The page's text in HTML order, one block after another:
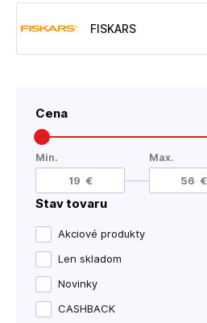
Cena
Min. Max.
Stav tovaru
Akciové produkty
Len skladom
Novinky
CASHBACK
FISKARS